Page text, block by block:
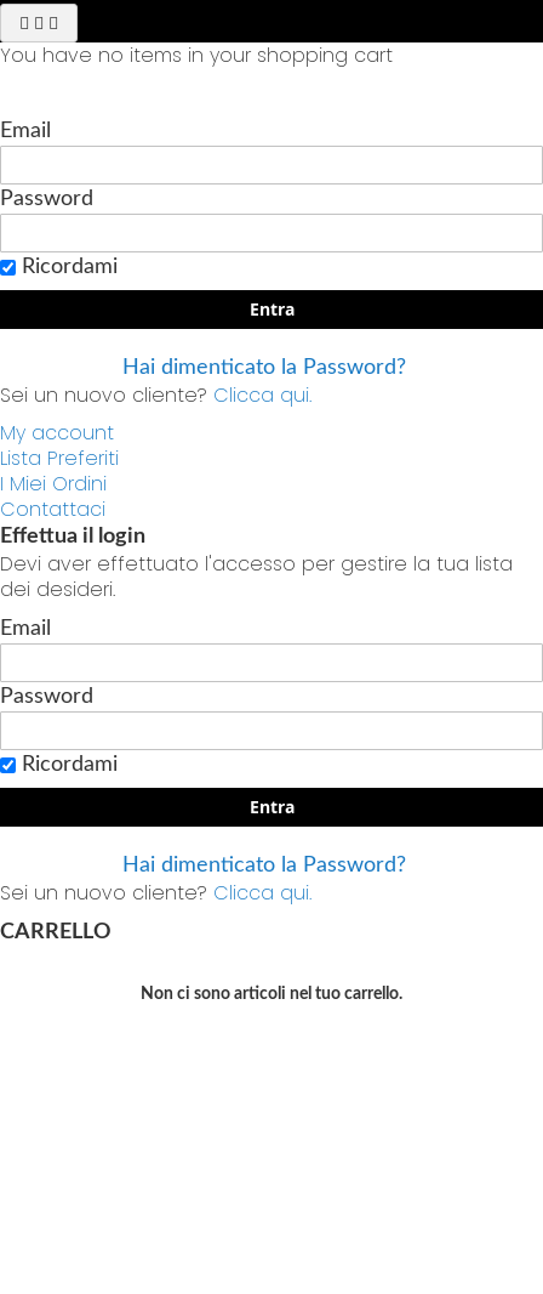
You have no items in your shopping cart
Email
Password
Ricordami
Entra
Hai dimenticato la Password?
Sei un nuovo cliente? Clicca qui.
My account
Lista Preferiti
I Miei Ordini
Contattaci
Effettua il login
Devi aver effettuato l'accesso per gestire la tua lista
dei desideri.
Email
Password
Ricordami
Entra
Hai dimenticato la Password?
Sei un nuovo cliente? Clicca qui.
CARRELLO
Non ci sono articoli nel tuo carrello.